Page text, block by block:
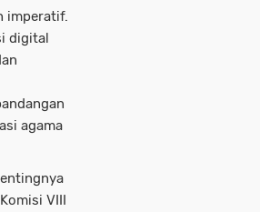
imperatif.
digital
agama
VIII